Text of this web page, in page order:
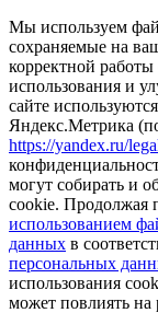
Мы используем
сохраняемые на
корректной работы
использования и
сайте
Яндекс.Метрика
https://yandex.ru/
могут собирать и
cookie. Продолжая
использованием
данных в
персональных
использования
может повлиять на